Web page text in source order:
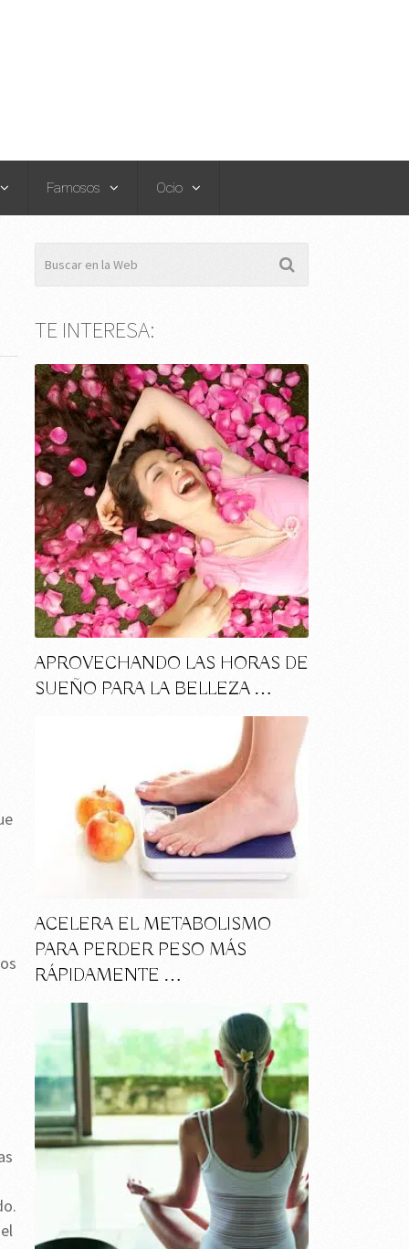
Famosos Ocio
TE INTERESA:
APROVECHANDO LAS HORAS DE
SUEÑO PARA LA BELLEZA …
ACELERA EL METABOLISMO
PARA PERDER PESO MÁS
RÁPIDAMENTE …